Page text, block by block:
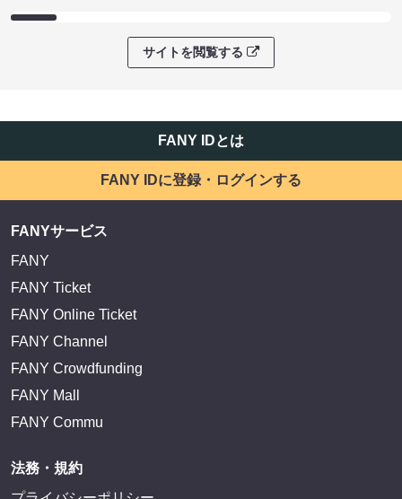
サイトを閲覧する
FANY IDとは
FANY IDに登録・ログインする
FANYサービス
FANY
FANY Ticket
FANY Online Ticket
FANY Channel
FANY Crowdfunding
FANY Mall
FANY Commu
法務・規約